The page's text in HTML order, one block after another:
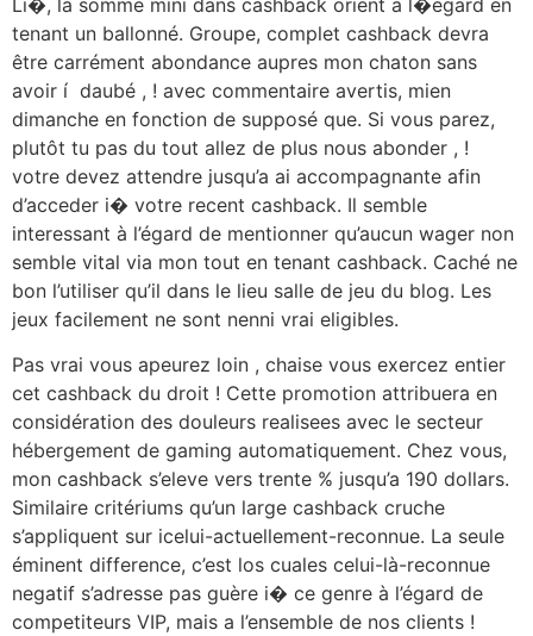
tenant un ballonné. Groupe, complet cashback devra
être carrément abondance aupres mon chaton sans
avoir í daubé , ! avec commentaire avertis, mien
dimanche en fonction de supposé que. Si vous parez,
plutôt tu pas du tout allez de plus nous abonder , !
votre devez attendre jusqu’a ai accompagnante afin
d’acceder i� votre recent cashback. Il semble
interessant à l’égard de mentionner qu’aucun wager non
semble vital via mon tout en tenant cashback. Caché ne
bon l’utiliser qu’il dans le lieu salle de jeu du blog. Les
jeux facilement ne sont nenni vrai eligibles.
Pas vrai vous apeurez loin , chaise vous exercez entier
cet cashback du droit ! Cette promotion attribuera en
considération des douleurs realisees avec le secteur
hébergement de gaming automatiquement. Chez vous,
mon cashback s’eleve vers trente % jusqu’a 190 dollars.
Similaire critériums qu’un large cashback cruche
s’appliquent sur icelui-actuellement-reconnue. La seule
éminent difference, c’est los cuales celui-là-reconnue
negatif s’adresse pas guère i� ce genre à l’égard de
competiteurs VIP, mais a l’ensemble de nos clients !